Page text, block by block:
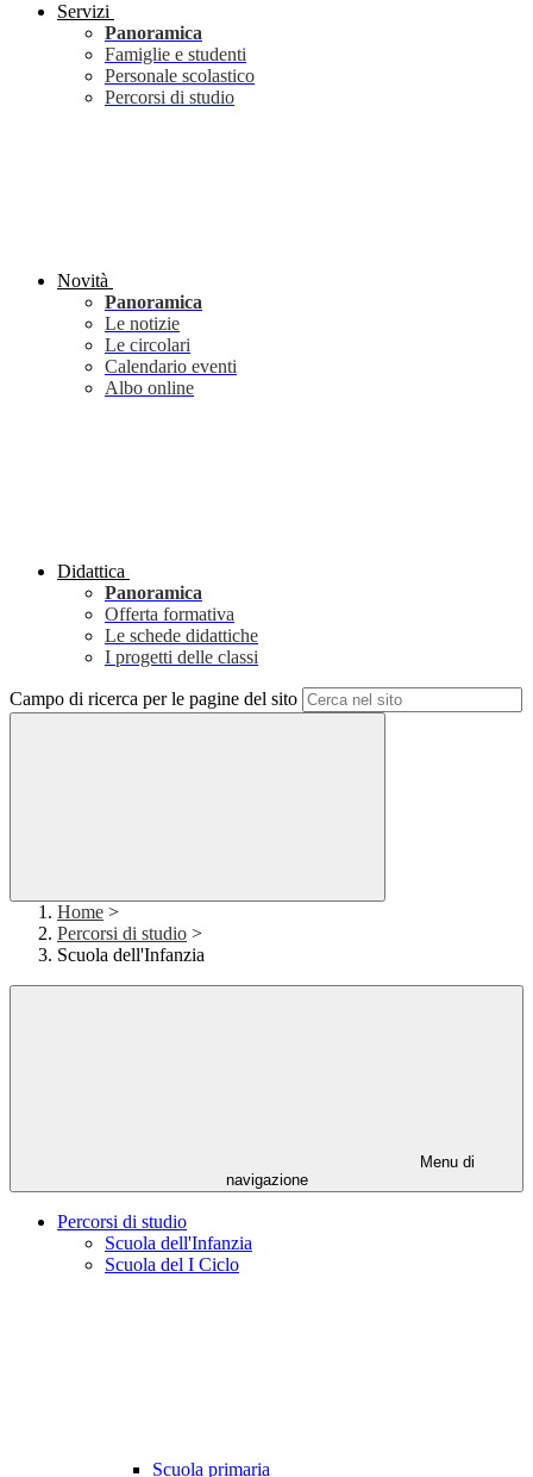
Servizi
Panoramica
Famiglie e studenti
Personale scolastico
Percorsi di studio
Novità
Panoramica
Le notizie
Le circolari
Calendario eventi
Albo online
Didattica
Panoramica
Offerta formativa
Le schede didattiche
I progetti delle classi
Campo di ricerca per le pagine del sito
Home >
Percorsi di studio >
Scuola dell'Infanzia
Menu di
navigazione
Percorsi di studio
Scuola dell'Infanzia
Scuola del I Ciclo
Scuola primaria